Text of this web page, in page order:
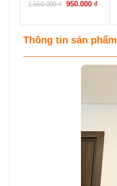
xếp
5
1.550.000₫ Giá
gốc
950.000 ₫Giá
Thông tin sản phẩm